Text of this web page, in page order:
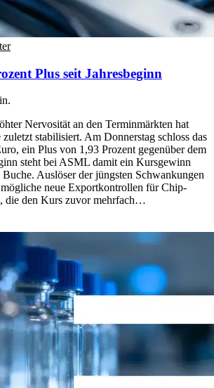
Plus seit Jahresbeginn
Nervosität an den Terminmärkten hat
stabilisiert. Am Donnerstag schloss das
ein Plus von 1,93 Prozent gegenüber dem
steht bei ASML damit ein Kursgewinn
Auslöser der jüngsten Schwankungen
neue Exportkontrollen für Chip-
die den Kurs zuvor mehrfach…